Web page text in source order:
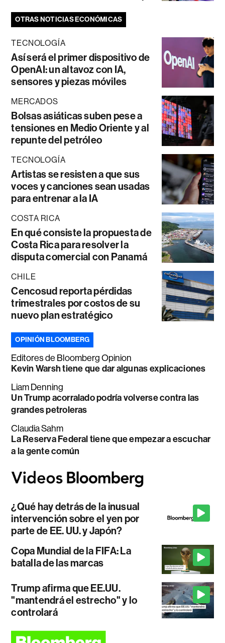
OTRAS NOTICIAS ECONÓMICAS
TECNOLOGÍA
Así será el primer dispositivo de
OpenAI: un altavoz con IA,
sensores y piezas móviles
MERCADOS
Bolsas asiáticas suben pese a
tensiones en Medio Oriente y al
repunte del petróleo
TECNOLOGÍA
Artistas se resisten a que sus
voces y canciones sean usadas
para entrenar a la IA
COSTA RICA
En qué consiste la propuesta de
Costa Rica para resolver la
disputa comercial con Panamá
CHILE
Cencosud reporta pérdidas
trimestrales por costos de su
nuevo plan estratégico
OPINIÓN BLOOMBERG
Editores de Bloomberg Opinion
Kevin Warsh tiene que dar algunas explicaciones
Liam Denning
Un Trump acorralado podría volverse contra las
grandes petroleras
Claudia Sahm
La Reserva Federal tiene que empezar a escuchar
a la gente común
¿Qué hay detrás de la inusual
intervención sobre el yen por
parte de EE. UU. y Japón?
Copa Mundial de la FIFA: La
batalla de las marcas
Trump afirma que EE.UU.
"mantendrá el estrecho" y lo
controlará